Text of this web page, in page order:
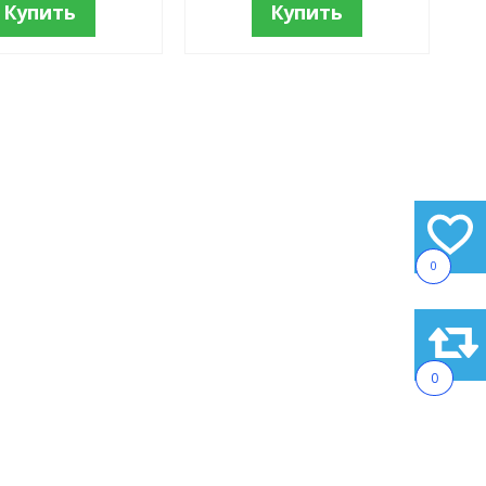
0
0
Купить Купить